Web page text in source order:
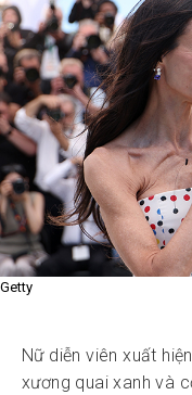
Getty
Nữ diễn viên xuất
xương quai xanh và